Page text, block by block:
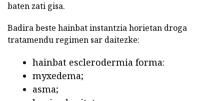
baten zati gisa.
Badira beste hainbat instantzia horietan droga
tratamendu regimen sar daitezke:
hainbat esclerodermia forma:
myxedema;
asma;